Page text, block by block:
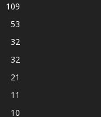
109
53
32
32
21
11
10